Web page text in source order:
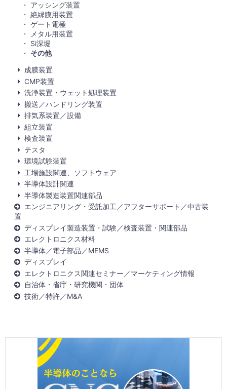
アッシング装置
絶縁膜用装置
ゲート電極
メタル用装置
Si深堀
その他
成膜装置
CMP装置
洗浄装置・ウェット処理装置
搬送／ハンドリング装置
排気系装置／設備
組立装置
検査装置
テスタ
環境試験装置
工場施設関連、ソフトウェア
半導体設計関連
半導体製造装置関連部品
エンジニアリング・受託加工／アフターサポート／中古装
置
ディスプレイ製造装置・試験／検査装置・関連部品
エレクトロニクス材料
半導体／電子部品／MEMS
ディスプレイ
エレクトロニクス関連セミナー／マーケティング情報
自治体・省庁・研究機関・団体
技術／特許／M&A